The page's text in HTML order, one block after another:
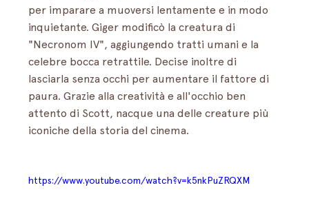
per imparare a muoversi lentamente e in modo
inquietante. Giger modificò la creatura di
"Necronom IV", aggiungendo tratti umani e la
celebre bocca retrattile. Decise inoltre di
lasciarla senza occhi per aumentare il fattore di
paura. Grazie alla creatività e all'occhio ben
attento di Scott, nacque una delle creature più
iconiche della storia del cinema.
https://www.youtube.com/watch?v=k5nkPuZRQXM